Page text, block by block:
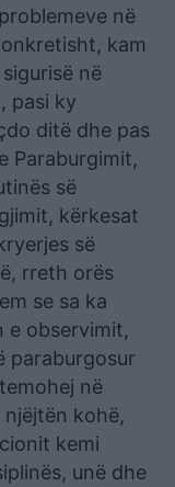
në
kam
në
pasi ky
ditë dhe pas
Paraburgimit,
së
kërkesat
së
rreth orës
se sa ka
e observimit,
paraburgosur
në
njëjtën kohë,
kemi
unë dhe